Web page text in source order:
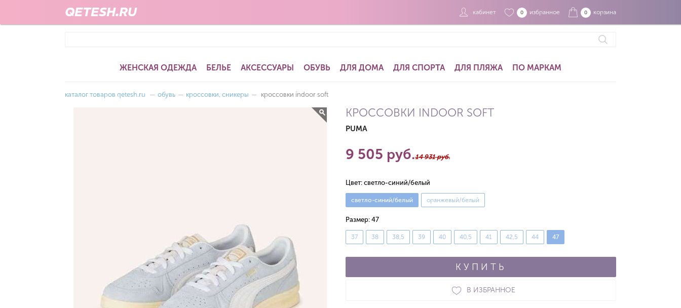
QETESH.RU кабинет 0 избранное 0 корзина
ЖЕНСКАЯ ОДЕЖДА БЕЛЬЕ АКСЕССУАРЫ ОБУВЬ ДЛЯ ДОМА ДЛЯ СПОРТА ДЛЯ ПЛЯЖА ПО МАРКАМ
каталог товаров qetesh.ru — обувь — кроссовки, сникеры — кроссовки indoor soft
КРОССОВКИ INDOOR SOFT
PUMA
9 505 руб.14 931 руб.
Цвет: светло-синий/белый
светло-синий/белый оранжевый/белый
Размер: 47
37 38 38,5 39 40 40,5 41 42,5 44 47
КУПИТЬ
В ИЗБРАННОЕ